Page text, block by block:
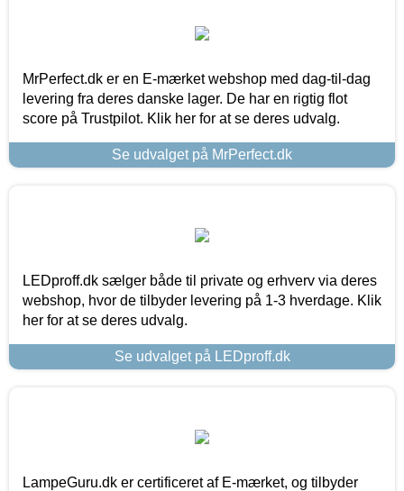
MrPerfect.dk er en E-mærket webshop med dag-til-dag
levering fra deres danske lager. De har en rigtig flot
score på Trustpilot. Klik her for at se deres udvalg.
Se udvalget på MrPerfect.dk
LEDproff.dk sælger både til private og erhverv via deres
webshop, hvor de tilbyder levering på 1-3 hverdage. Klik
her for at se deres udvalg.
Se udvalget på LEDproff.dk
LampeGuru.dk er certificeret af E-mærket, og tilbyder